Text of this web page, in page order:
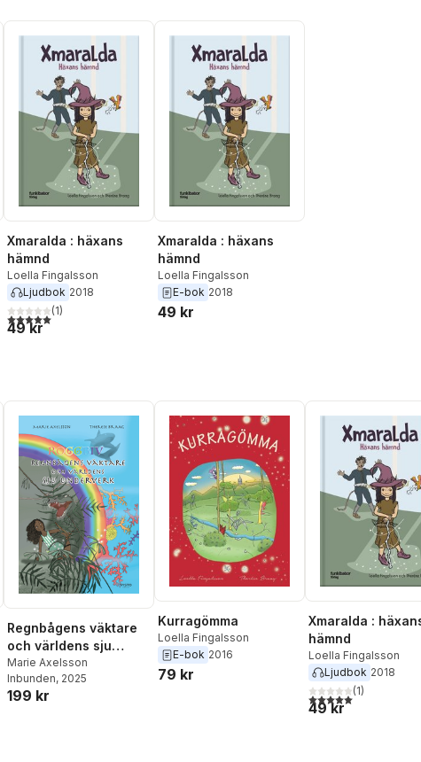
Xmaralda : häxans
hämnd
Loella Fingalsson
Ljudbok 2018
5,0utav 5 stjärnor. Totalt antal röster:
(1)
49 kr
Xmaralda : häxans
hämnd
Loella Fingalsson
E-bok 2018
49 kr
Regnbågens väktare
och världens sju
underverk
Marie Axelsson
Inbunden, 2025
199 kr
Kurragömma
Loella Fingalsson
E-bok 2016
79 kr
Xmaralda :
hämnd
Loella Fingalsson
Ljudbok 2018
5,0utav 5 stjärnor.
(1)
49 kr